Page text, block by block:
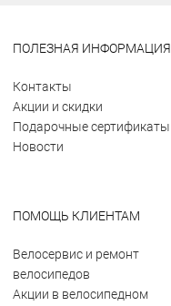
ПОЛЕЗНАЯ ИНФОРМАЦИЯ
Контакты
Акции и скидки
Подарочные сертификаты
Новости
ПОМОЩЬ КЛИЕНТАМ
Велосервис и ремонт
велосипедов
Акции в велосипедном